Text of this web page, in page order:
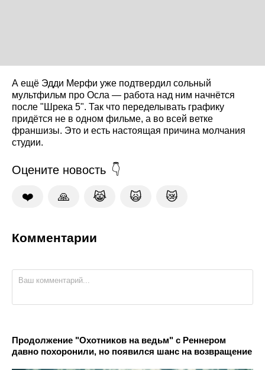
А ещё Эдди Мерфи уже подтвердил сольный
мультфильм про Осла — работа над ним начнётся
после "Шрека 5". Так что переделывать графику
придётся не в одном фильме, а во всей ветке
франшизы. Это и есть настоящая причина молчания
студии.
Оцените новость
❤️ 🙏 😹 🙀 😿
Комментарии
Продолжение "Охотников на ведьм" с Реннером
давно похоронили, но появился шанс на возвращение